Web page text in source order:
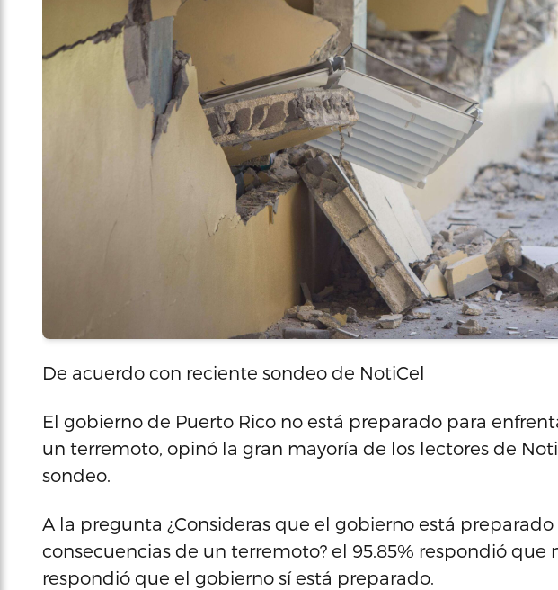
De acuerdo con reciente sondeo de NotiCel
El gobierno de Puerto Rico no está preparado para
un terremoto, opinó la gran mayoría de los lectores de
sondeo.
A la pregunta ¿Consideras que el gobierno está
consecuencias de un terremoto? el 95.85% respondió que
respondió que el gobierno sí está preparado.